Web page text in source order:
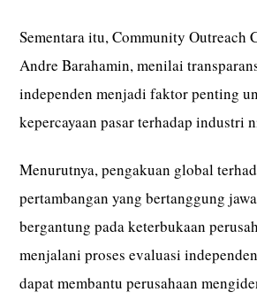
Sementara itu, Community Outreach
Andre Barahamin, menilai
independen menjadi faktor penting
kepercayaan pasar terhadap industri
Menurutnya, pengakuan global
pertambangan yang bertanggung
bergantung pada keterbukaan
menjalani proses evaluasi
dapat membantu perusahaan